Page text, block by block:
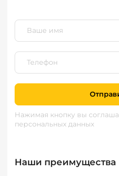
Нажимая кнопку вы
персональных данных
Наши преимущества